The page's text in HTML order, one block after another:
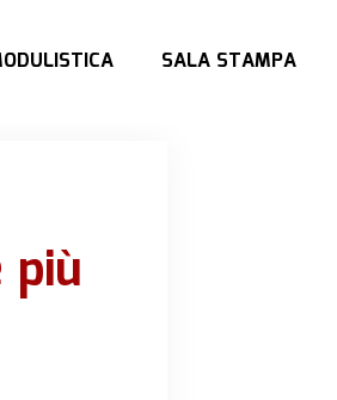
SALA STAMPA
più